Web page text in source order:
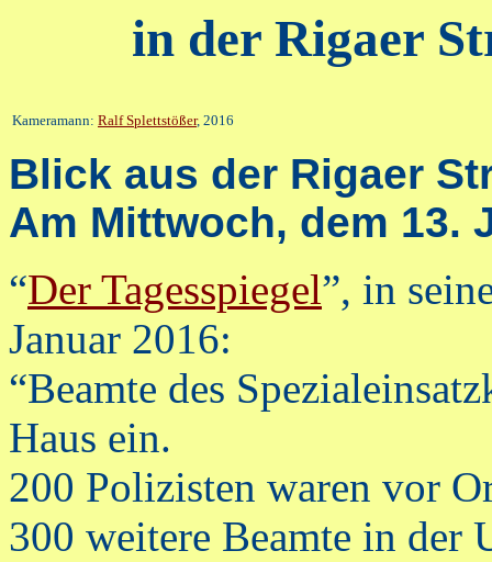
in der Rigaer
Kameramann: Ralf Splettstößer, 2016
Blick aus der Rigaer
Am Mittwoch, dem 13.
“Der Tagesspiegel”, in
Januar 2016:
“Beamte des
Haus ein.
200 Polizisten waren vor
300 weitere Beamte in der